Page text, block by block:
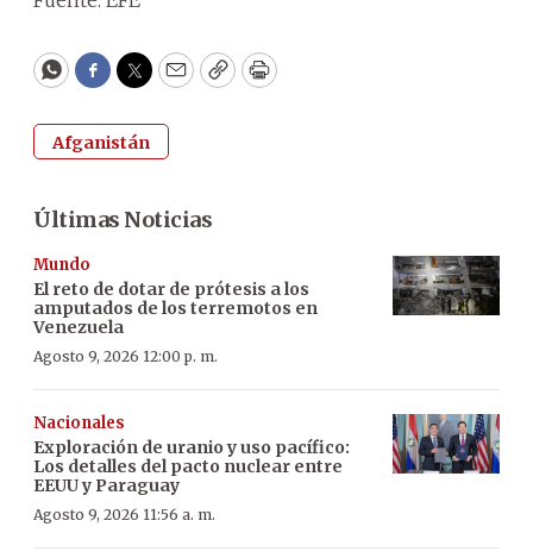
WhatsApp
Facebook
Twitter
EmailCopyPrint
Afganistán
Últimas Noticias
Mundo
El reto de dotar de prótesis a los
amputados de los terremotos en
Venezuela
Agosto 9, 2026 12:00 p. m.
Nacionales
Exploración de uranio y uso pacífico:
Los detalles del pacto nuclear entre
EEUU y Paraguay
Agosto 9, 2026 11:56 a. m.